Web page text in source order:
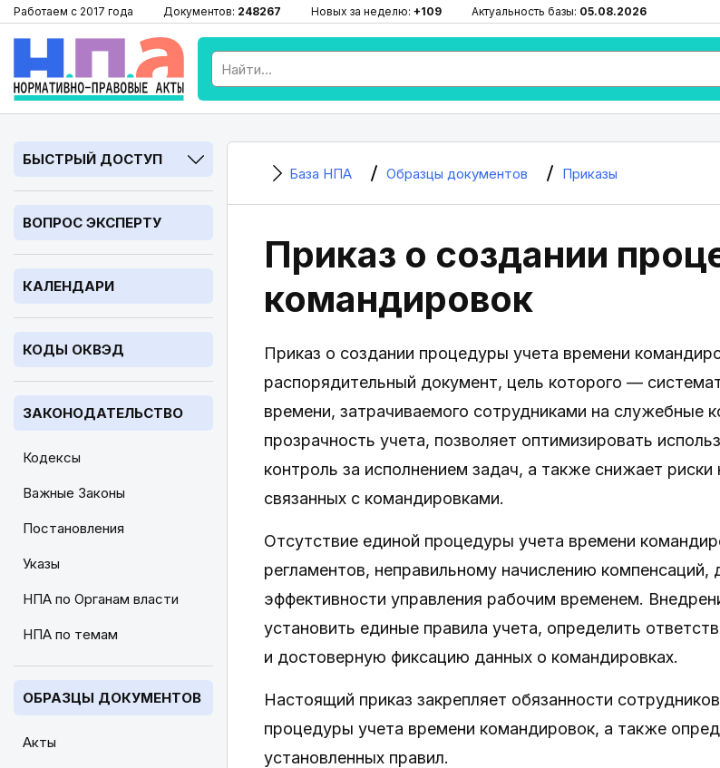
Работаем с 2017 года Документов: 248267 Новых за неделю: +109 Актуальность базы: 05.08.2026
БЫСТРЫЙ ДОСТУП
ВОПРОС ЭКСПЕРТУ
КАЛЕНДАРИ
КОДЫ ОКВЭД
ЗАКОНОДАТЕЛЬСТВО
Кодексы
Важные Законы
Постановления
Указы
НПА по Органам власти
НПА по темам
ОБРАЗЦЫ ДОКУМЕНТОВ
Акты
База НПА Образцы документов Приказы
Приказ о создании
командировок
Приказ о создании процедуры учета времени
распорядительный документ, цель которого —
времени, затрачиваемого сотрудниками на служебные
прозрачность учета, позволяет оптимизировать
контроль за исполнением задач, а также снижает
связанных с командировками.
Отсутствие единой процедуры учета времени
регламентов, неправильному начислению
эффективности управления рабочим временем.
установить единые правила учета, определить
и достоверную фиксацию данных о командировках.
Настоящий приказ закрепляет обязанности
процедуры учета времени командировок, а также
установленных правил.